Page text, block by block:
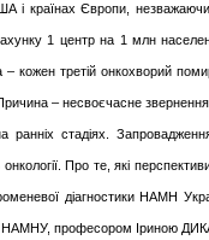
і країнах Європи,
1 центр на 1 млн
кожен третій онкохворий
– несвоєчасне звернення
ранніх стадіях.
Про те, які
діагностики НАМН
НАМНУ, професором Іриною